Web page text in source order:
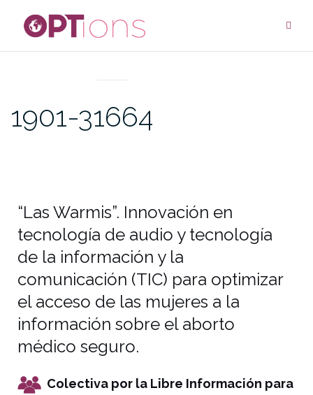
1901-31664
“Las Warmis”. Innovación en
tecnología de audio y tecnología
de la información y la
comunicación (TIC) para optimizar
el acceso de las mujeres a la
información sobre el aborto
médico seguro.
Colectiva por la Libre Información para